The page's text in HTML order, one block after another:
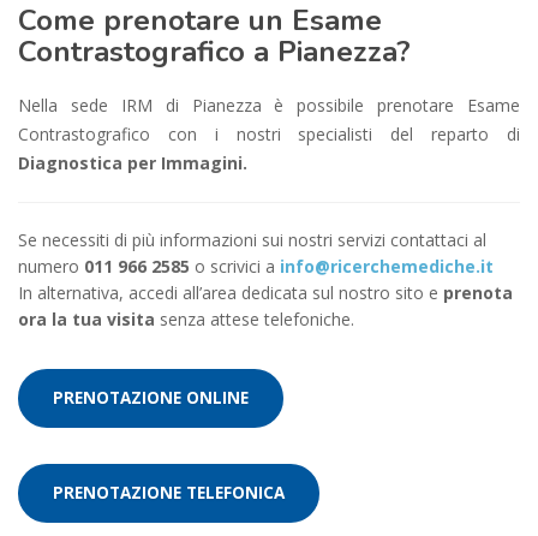
Come prenotare un Esame
Contrastografico a Pianezza?
Nella sede IRM di Pianezza è possibile prenotare Esame
Contrastografico con i nostri specialisti del reparto di
Diagnostica per Immagini.
Se necessiti di più informazioni sui nostri servizi contattaci al
numero 011 966 2585 o scrivici a info@ricerchemediche.it
In alternativa, accedi all’area dedicata sul nostro sito e prenota
ora la tua visita senza attese telefoniche.
PRENOTAZIONE ONLINE
PRENOTAZIONE TELEFONICA